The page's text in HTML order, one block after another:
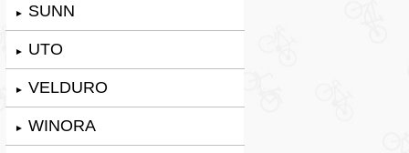
► SUNN
► UTO
► VELDURO
► WINORA